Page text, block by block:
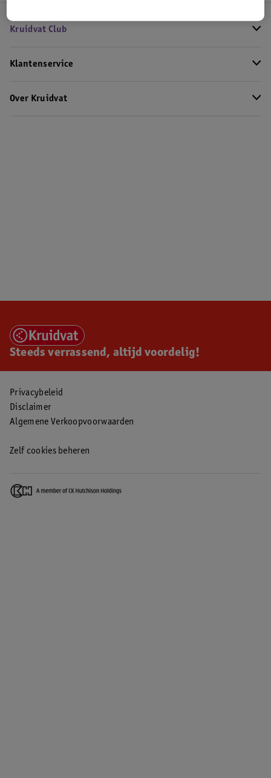
Kruidvat Club
Klantenservice
Over Kruidvat
Steeds verrassend, altijd voordelig!
Privacybeleid
Disclaimer
Algemene Verkoopvoorwaarden
Zelf cookies beheren